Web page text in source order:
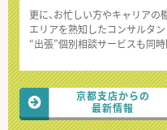
更に、お忙しい方やキャリアの
エリアを熟知したコンサルタン
“出張”個別相談サービスも同時
京都支店からの
最新情報